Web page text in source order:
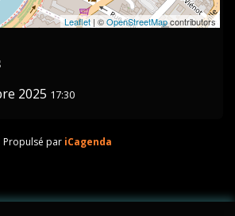
Leaflet| ©OpenStreetMapcontributors
2025 17:30
Propulsé par iCagenda